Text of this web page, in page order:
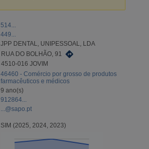
514...
449...
JPP DENTAL, UNIPESSOAL, LDA
RUA DO BOLHÃO, 91
4510-016 JOVIM
46460 - Comércio por grosso de produtos
farmacêuticos e médicos
9 ano(s)
912864...
...@sapo.pt
SIM (2025, 2024, 2023)